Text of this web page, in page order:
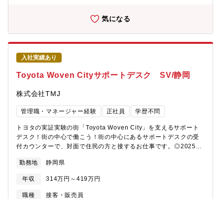
た顧客基盤QA領域で培ってきた顧客基盤があり、売上数百億円規
模の大手企業のプロジェクトや、2年以上にわたる長期プロジェク
トに携わることで、安定した顧客基盤の中で実績を積み上げるこ
とができます。■DX領域のスキルを「広く、深く」育てられる
RPAを切り口に、BIツールでのデータ可視化、kintoneなどのロー
コードツールを活用した業務改善、さらには業務改善領域のコン
サルティングを、スキルの幅/深さを高めることが可能です。新た
な技術領域を取得するための技術教育制度の立上げや、資格認定
制度などの準備を進めており、サポート体制も強化しています！■
本ポジションの所属部署は、会社の注力事業を担う部署のため、
現在、組織を拡大中です！DX事業は立ち上げ後7～8年のため、
「決められたことをこなす」のではなく、一緒に組織をつくって
いく面白さとやりがいを味わっていただけます。
の交渉・調整が多く発生するため、コミュニケーションが得意な
方・お客様の求めている本質を考えることができる方・新しい知
識の習得に意欲的に取り組み、向上心の高い方・ミスが許されな
い給与計算において、全ての工程を確実に実行する丁寧さや計画
性を備えている方・顧客の課題や要望に着目し、解決方法を考え
て提案することに喜びを感じられる方・チームで物事を進めるこ
とが好きな方・「100点が当たり前」である給与計算の重圧に耐え
られる、精神的なタフさをお持ちの方配属先の仕事の全体像配属
先となるプロセス部門は、東京（70名）、北海道（190名）、長
崎（35名）に拠点があります今回の勤務地は北海道となります
（※ご本人の意に沿わない転勤はございません。）入社後の業務
内容①スケジュール管理：給与計算に向けた勤怠実績など各種デ
ータの期限を顧客とすり合わせます。②問合せ対応：顧客人事担
当者からシステムの操作方法や課題の対応方法などについての問
合せに回答します。③給与計算：実際の給与計算はシステムが実
の支払い金額を確定して納品します。④月次報告会：毎月、担当
⑤規程変更対応：顧客要望をヒアリングし、他部門と連携して計
算ロジックの修正を行います。将来のキャリアパス1か月程度の研
気になる
入社実績あり
Toyota Woven Cityサポートデスク SV/静岡
株式会社TMJ
管理職・マネージャー経験 正社員 学歴不問
トヨタの実証実験の街「Toyota Woven City」を支えるサポート
デスク！街の中心で働こう！街の中心にあるサポートデスクの受
付カウンターで、対面で住民の方と接するお仕事です。◎2025年
でなく世界から注目されているプロジェクトに関わることができ
ます！具体的には、■トヨタ自動車の実証実験都市「Toyota
Woven City」のWeavers（お住まいの方・ご来訪された方・働く
方など）からのお問合せ対応や入居手続き・情報登録などの対応
勤務地 静岡県
年収 314万円～419万円
職種
接客・販売員